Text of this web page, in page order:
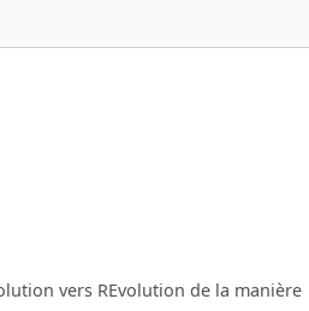
vers REvolution de la manière